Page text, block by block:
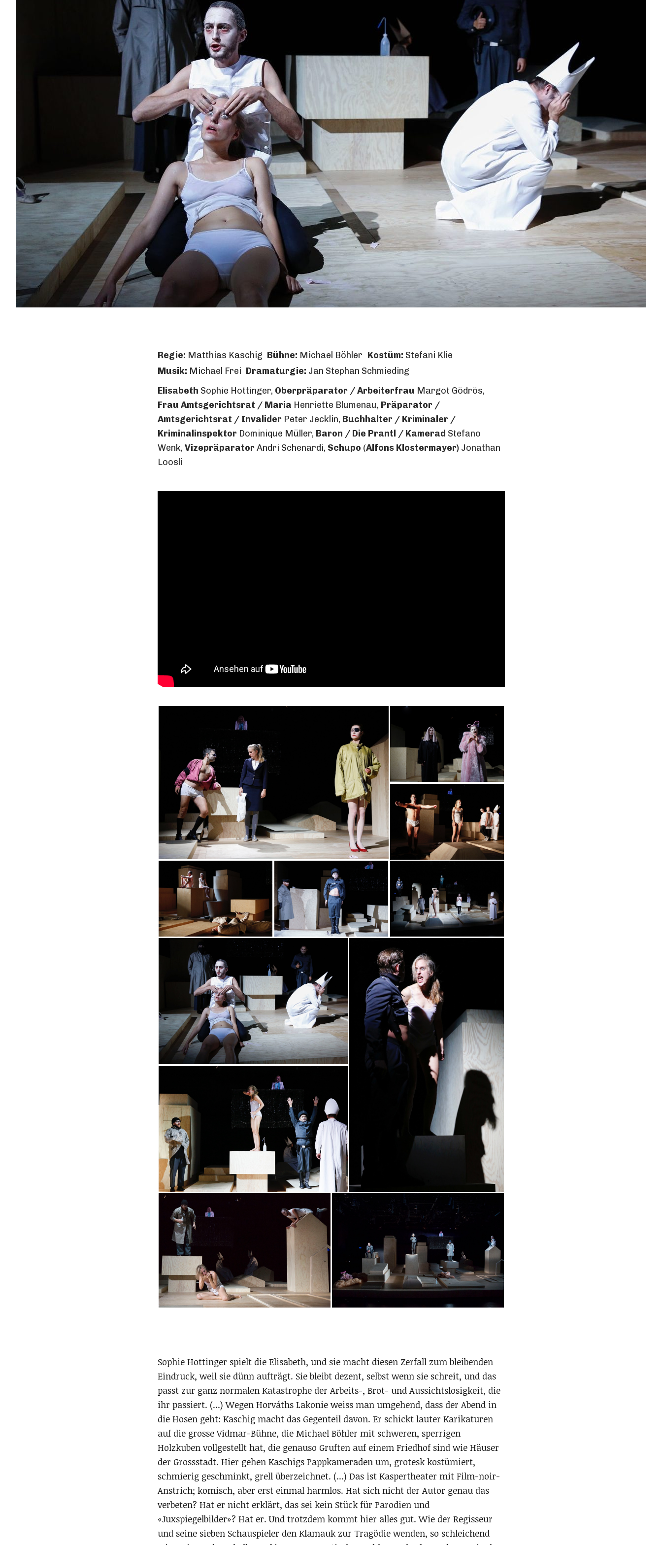
Regie: Matthias Kaschig Bühne: Michael Böhler Kostüm: Stefani Klie
Musik: Michael Frei Dramaturgie: Jan Stephan Schmieding
Elisabeth Sophie Hottinger, Oberpräparator / Arbeiterfrau Margot Gödrös,
Frau Amtsgerichtsrat / Maria Henriette Blumenau, Präparator /
Amtsgerichtsrat / InvaliderPeter Jecklin, Buchhalter / Kriminaler /
KriminalinspektorDominique Müller, Baron / Die Prantl / Kamerad Stefano
Wenk, VizepräparatorAndri Schenardi, Schupo (Alfons Klostermayer) Jonathan
Loosli
Sophie Hottinger spielt die Elisabeth, und sie macht diesen Zerfall zum bleibenden
Eindruck, weil sie dünn aufträgt. Sie bleibt dezent, selbst wenn sie schreit, und das
passt zur ganz normalen Katastrophe der Arbeits-, Brot- und Aussichtslosigkeit, die
ihr passiert. (...) Wegen Horváths Lakonie weiss man umgehend, dass der Abend in
die Hosen geht: Kaschig macht das Gegenteil davon. Er schickt lauter Karikaturen
auf die grosse Vidmar-Bühne, die Michael Böhler mit schweren, sperrigen
Holzkuben vollgestellt hat, die genauso Gruften auf einem Friedhof sind wie Häuser
der Grossstadt. Hier gehen Kaschigs Pappkameraden um, grotesk kostümiert,
schmierig geschminkt, grell überzeichnet. (...) Das ist Kaspertheater mit Film-noir-
Anstrich; komisch, aber erst einmal harmlos. Hat sich nicht der Autor genau das
verbeten? Hat er nicht erklärt, das sei kein Stück für Parodien und
«Juxspiegelbilder»? Hat er. Und trotzdem kommt hier alles gut. Wie der Regisseur
und seine sieben Schauspieler den Klamauk zur Tragödie wenden, so schleichend